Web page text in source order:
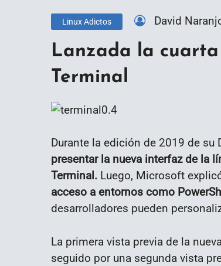
Linux Adictos David
Lanzada la cuarta
Terminal
Durante la edición de 2019 de su
presentar la nueva interfaz de la
Terminal. Luego, Microsoft
acceso a entornos como
desarrolladores pueden
La primera vista previa de la
seguido por una segunda vista